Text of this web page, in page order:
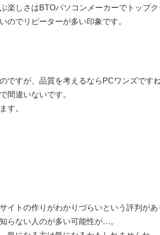
楽しさはBTOパソコンメーカーでトップク
のでリピーターが多い印象です。
ですが、品質を考えるならPCワンズですね
間違いないです。
す。
イトの作りがわかりづらいという評判があ
らない人のが多い可能性が…。